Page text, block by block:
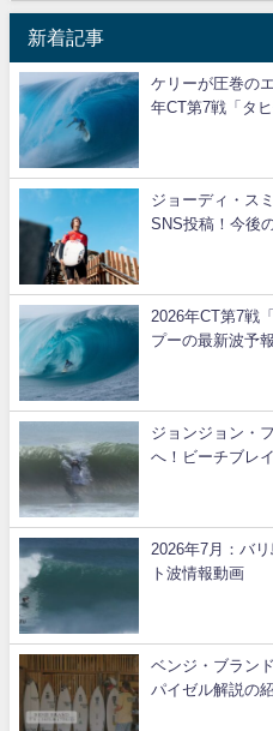
新着記事
ケリーが圧巻の
年CT第7戦「タ
ジョーディ・ス
SNS投稿！今後
2026年CT第7戦
プーの最新波予
ジョンジョン・
へ！ビーチブレ
2026年7月：バ
ト波情報動画
ベンジ・ブラン
パイゼル解説の